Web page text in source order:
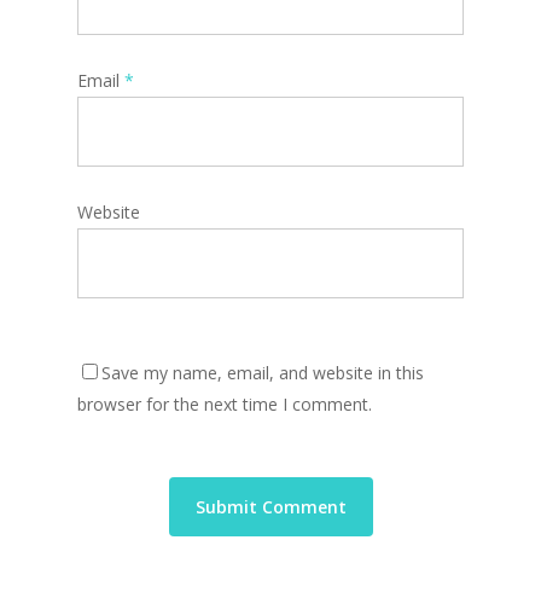
Email *
Website
Save my name, email, and website in this
browser for the next time I comment.